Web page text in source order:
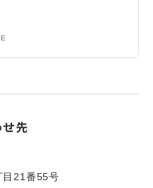
先
目21番55号